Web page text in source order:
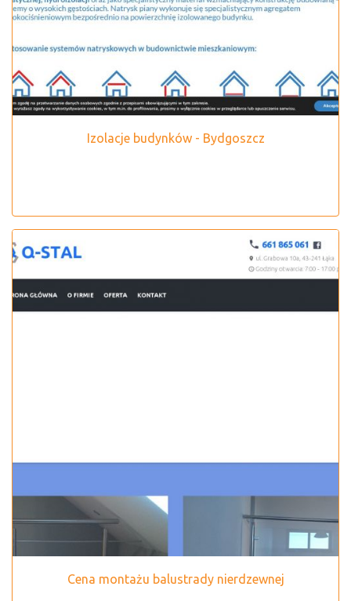
Izolacje budynków - Bydgoszcz
Cena montażu balustrady nierdzewnej